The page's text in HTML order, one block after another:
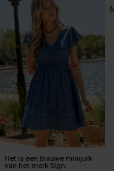
Het is een blauwe minijurk
van het merk Sign.